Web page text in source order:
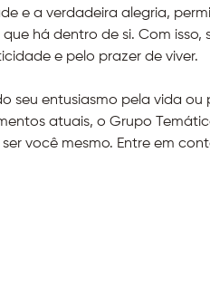
e a verdadeira alegria,
há dentro de si. Com isso,
e pelo prazer de viver.
seu entusiasmo pela vida ou
atuais, o Grupo
você mesmo. Entre em